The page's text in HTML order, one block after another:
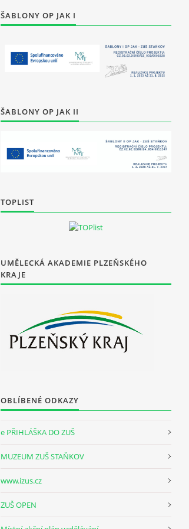
ŠABLONY OP JAK I
ŠABLONY OP JAK II
TOPLIST
UMĚLECKÁ AKADEMIE PLZEŇSKÉHO
KRAJE
OBLÍBENÉ ODKAZY
e PŘIHLÁŠKA DO ZUŠ
MUZEUM ZUŠ STAŇKOV
www.izus.cz
ZUŠ OPEN